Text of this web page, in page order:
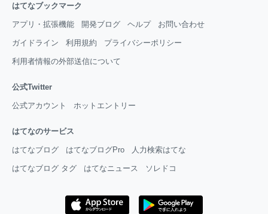
はてなブックマーク
アプリ・拡張機能 開発ブログ ヘルプ お問い合わせ
ガイドライン 利用規約 プライバシーポリシー
利用者情報の外部送信について
公式Twitter
公式アカウント ホットエントリー
はてなのサービス
はてなブログ はてなブログPro 人力検索はてな
はてなブログ タグ はてなニュース ソレドコ